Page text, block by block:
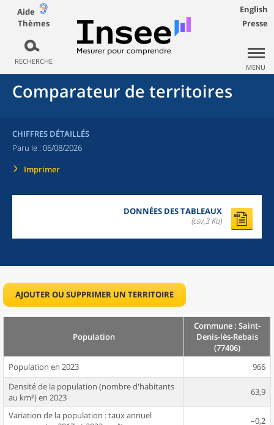
Aide
Thèmes
RECHERCHE
English
Presse
MENU
Comparateur de territoires
CHIFFRES DÉTAILLÉS
Paru le : 06/08/2026
Imprimer
DONNÉES DES TABLEAUX
(csv,3 Ko)
AJOUTER OU SUPPRIMER UN TERRITOIRE
Population
Commune : Saint-
Denis-lès-Rebais
(77406)
Population en 2023
966
Densité de la population (nombre d'habitants
au km²) en 2023
63,9
Variation de la population : taux annuel
–0,2